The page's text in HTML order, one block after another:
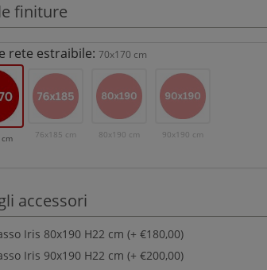
finiture
rete estraibile: 70x170 cm
76x185 cm 80x190 cm 90x190 cm
accessori
Iris 80x190 H22 cm (+ €180,00)
Iris 90x190 H22 cm (+ €200,00)